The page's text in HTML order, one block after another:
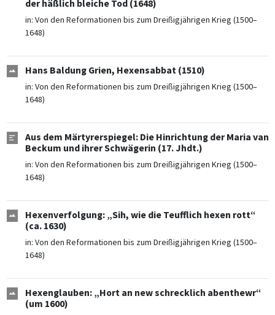
der häßlich bleiche Tod (1648)
in: Von den Reformationen bis zum Dreißigjährigen Krieg (1500–
1648)
Hans Baldung Grien, Hexensabbat (1510)
in: Von den Reformationen bis zum Dreißigjährigen Krieg (1500–
1648)
Aus dem Märtyrerspiegel: Die Hinrichtung der Maria van
Beckum und ihrer Schwägerin (17. Jhdt.)
in: Von den Reformationen bis zum Dreißigjährigen Krieg (1500–
1648)
Hexenverfolgung: „Sih, wie die Teufflich hexen rott“
(ca. 1630)
in: Von den Reformationen bis zum Dreißigjährigen Krieg (1500–
1648)
Hexenglauben: „Hort an new schrecklich abenthewr“
(um 1600)